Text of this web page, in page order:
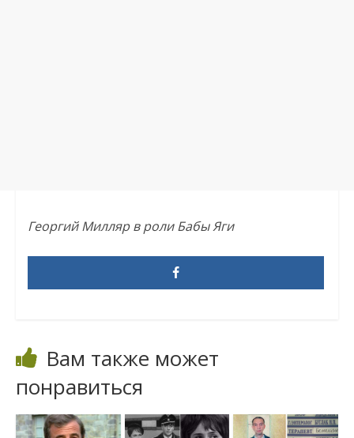
Георгий Милляр в роли Бабы Яги
Вам также может
понравиться